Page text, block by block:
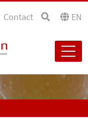
Contact EN